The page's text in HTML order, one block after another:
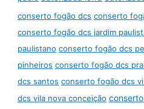
conserto fogão dcs conserto
conserto fogão dcs jardim
paulistano conserto fogão dcs
pinheiros conserto fogão dcs
dcs santos conserto fogão dcs
dcs vila nova conceição